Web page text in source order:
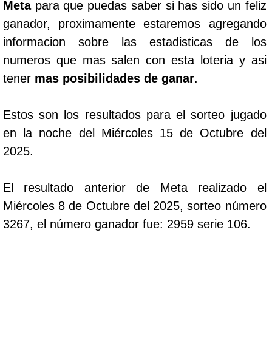
Metapara que puedas saber si has sido un feliz
ganador, proximamente estaremos agregando
informacion sobre las estadisticas de los
numeros que mas salen con esta loteria y asi
tener mas posibilidades de ganar.
Estos son los resultados para el sorteo jugado
en la noche del Miércoles 15 de Octubre del
2025.
El resultado anterior de Meta realizado el
Miércoles 8 de Octubre del 2025, sorteo número
3267, el número ganador fue: 2959 serie 106.